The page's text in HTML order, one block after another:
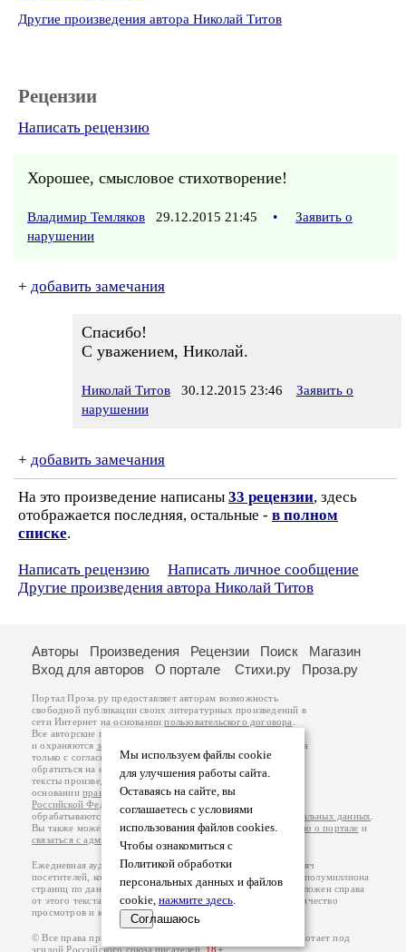
Другие произведения автора Николай Титов
Рецензии
Написать рецензию
Хорошее, смысловое стихотворение!
Владимир Темляков 29.12.2015 21:45 •
Заявить о
нарушении
+ добавить замечания
Спасибо!
С уважением, Николай.
Николай Титов 30.12.2015 23:46
Заявить о
нарушении
+ добавить замечания
На это произведение написаны 33 рецензии, здесь
отображается последняя, остальные - в полном
списке.
Написать рецензию
Написать личное сообщение
Другие произведения автора Николай Титов
Мы используем файлы cookie
для улучшения работы сайта.
Оставаясь на сайте, вы
соглашаетесь с условиями
использования файлов cookies.
Чтобы ознакомиться с
Политикой обработки
персональных данных и файлов
cookie, нажмите здесь.
Соглашаюсь
Авторы Произведения Рецензии Поиск
Магазин
Вход для авторов
О портале Стихи.ру Проза.ру
Портал Проза.ру предоставляет авторам возможность
свободной публикации своих литературных произведений в
сети Интернет на основаниипользовательского договора
Все авторские права на произведения принадлежат авторам
и охраняются законом
. Перепечатка произведений возможна
только с согласия его автора, к которому вы можете
обратиться на его авторской странице. Ответственность за
тексты произведений авторы несут самостоятельно на
основанииправил публикацииизаконодательства
Российской Федерации
обрабатываются на основанииПолитики обработки персональных данных
Вы также можете посмотреть более подробнуюинформацию о портале и
связаться с администрацией
Ежедневная аудитория портала Проза.ру – порядка 100 тысяч
посетителей, которые в общей сумме просматривают более полумиллиона
страниц по данным счетчика посещаемости, который расположен справа
от этого текста. В каждой графе указано по две цифры: количество
просмотров и количество посетителей.
© Все права принадлежат авторам, 2000-2026. Портал работает под
эгидойРоссийского союза писателей.18+